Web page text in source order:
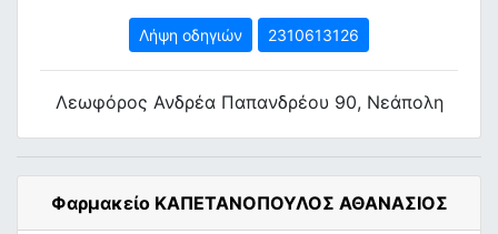
Λήψη οδηγιών 2310613126
Λεωφόρος Ανδρέα Παπανδρέου 90, Νεάπολη
Φαρμακείο ΚΑΠΕΤΑΝΟΠΟΥΛΟΣ ΑΘΑΝΑΣΙΟΣ